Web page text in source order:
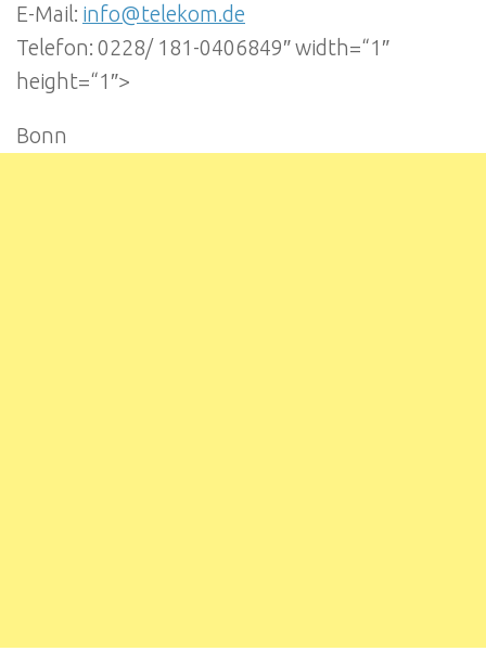
E-Mail: info@telekom.de
Telefon: 0228/ 181-0406849″ width=“1″
height=“1″>
Bonn